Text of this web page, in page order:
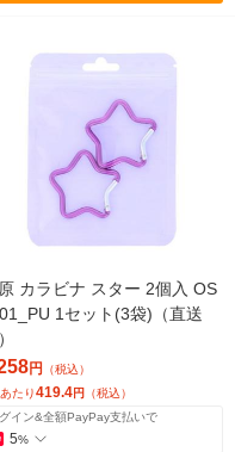
カラビナ スター 2個入 OS
1セット(3袋)（直送
円
（税込）
たり419.4円 （税込）
イン&全額PayPay支払いで
5%